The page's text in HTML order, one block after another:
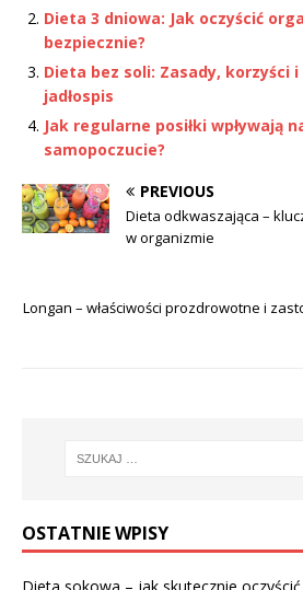
Dieta 3 dniowa: Jak oczyścić
bezpiecznie?
Dieta bez soli: Zasady, korzyści i
jadłospis
Jak regularne posiłki wpływają
samopoczucie?
PREVIOUS
Dieta odkwaszająca –
w organizmie
Longan – właściwości prozdrowotne i
OSTATNIE WPISY
Dieta sokowa – jak skutecznie